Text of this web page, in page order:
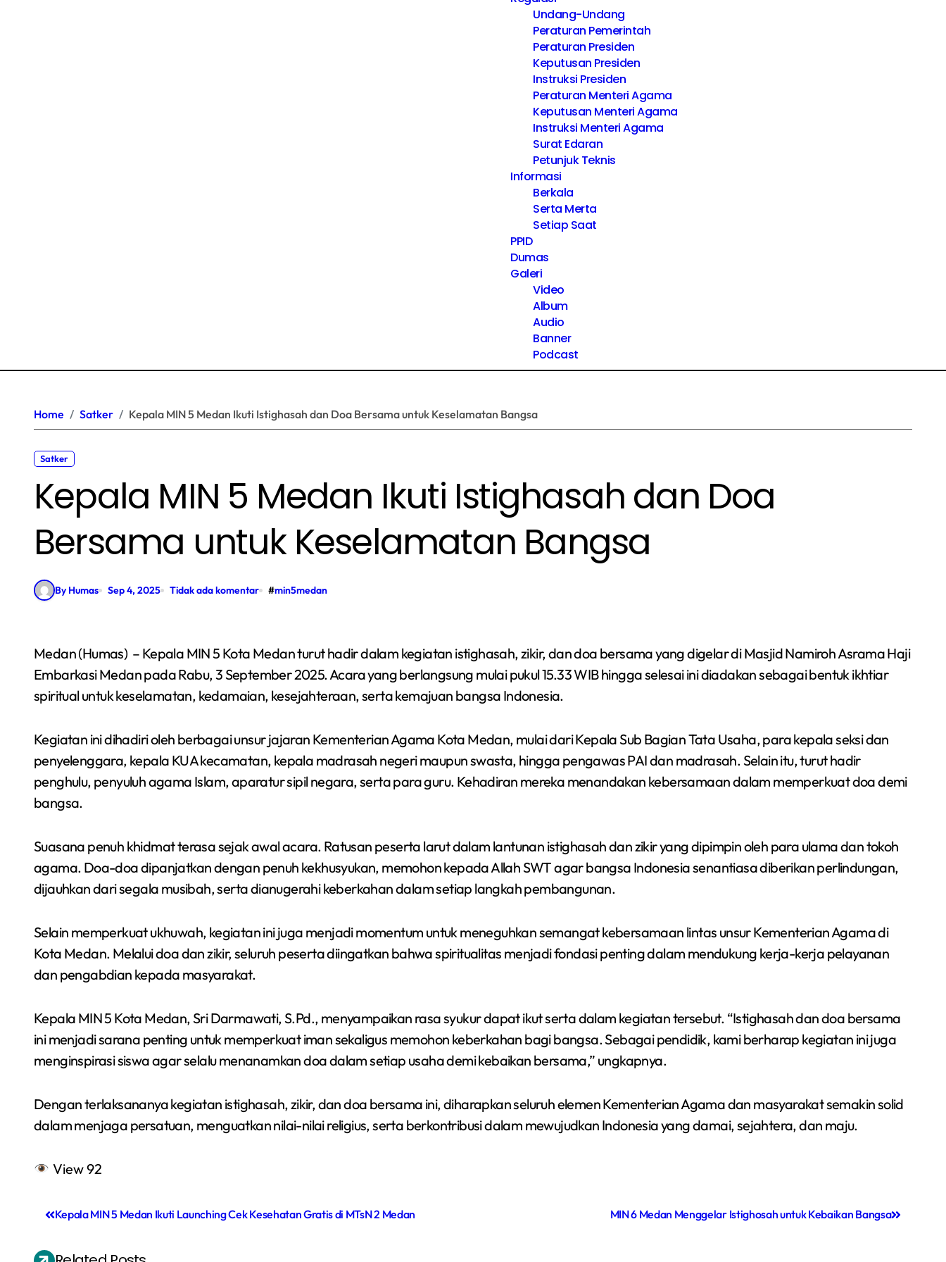
Undang-Undang
Peraturan Pemerintah
Peraturan Presiden
Keputusan Presiden
Instruksi Presiden
Peraturan Menteri Agama
Keputusan Menteri Agama
Instruksi Menteri Agama
Surat Edaran
Petunjuk Teknis
Informasi
Berkala
Serta Merta
Setiap Saat
PPID
Dumas
Galeri
Video
Album
Audio
Banner
Podcast
Home Satker Kepala MIN 5 Medan Ikuti Istighasah dan Doa Bersama untuk Keselamatan Bangsa
Satker
Kepala MIN 5 Medan Ikuti Istighasah dan Doa
Bersama untuk Keselamatan Bangsa
By Humas Sep 4, 2025 Tidak ada komentar #min5medan
Medan (Humas) – Kepala MIN 5 Kota Medan turut hadir dalam kegiatan istighasah, zikir, dan doa bersama yang digelar di Masjid Namiroh Asrama Haji
Embarkasi Medan pada Rabu, 3 September 2025. Acara yang berlangsung mulai pukul 15.33 WIB hingga selesai ini diadakan sebagai bentuk ikhtiar
spiritual untuk keselamatan, kedamaian, kesejahteraan, serta kemajuan bangsa Indonesia.
Kegiatan ini dihadiri oleh berbagai unsur jajaran Kementerian Agama Kota Medan, mulai dari Kepala Sub Bagian Tata Usaha, para kepala seksi dan
penyelenggara, kepala KUA kecamatan, kepala madrasah negeri maupun swasta, hingga pengawas PAI dan madrasah. Selain itu, turut hadir
penghulu, penyuluh agama Islam, aparatur sipil negara, serta para guru. Kehadiran mereka menandakan kebersamaan dalam memperkuat doa demi
bangsa.
Suasana penuh khidmat terasa sejak awal acara. Ratusan peserta larut dalam lantunan istighasah dan zikir yang dipimpin oleh para ulama dan tokoh
agama. Doa-doa dipanjatkan dengan penuh kekhusyukan, memohon kepada Allah SWT agar bangsa Indonesia senantiasa diberikan perlindungan,
dijauhkan dari segala musibah, serta dianugerahi keberkahan dalam setiap langkah pembangunan.
Selain memperkuat ukhuwah, kegiatan ini juga menjadi momentum untuk meneguhkan semangat kebersamaan lintas unsur Kementerian Agama di
Kota Medan. Melalui doa dan zikir, seluruh peserta diingatkan bahwa spiritualitas menjadi fondasi penting dalam mendukung kerja-kerja pelayanan
dan pengabdian kepada masyarakat.
Kepala MIN 5 Kota Medan, Sri Darmawati, S.Pd., menyampaikan rasa syukur dapat ikut serta dalam kegiatan tersebut. “Istighasah dan doa bersama
ini menjadi sarana penting untuk memperkuat iman sekaligus memohon keberkahan bagi bangsa. Sebagai pendidik, kami berharap kegiatan ini juga
menginspirasi siswa agar selalu menanamkan doa dalam setiap usaha demi kebaikan bersama,” ungkapnya.
Dengan terlaksananya kegiatan istighasah, zikir, dan doa bersama ini, diharapkan seluruh elemen Kementerian Agama dan masyarakat semakin solid
dalam menjaga persatuan, menguatkan nilai-nilai religius, serta berkontribusi dalam mewujudkan Indonesia yang damai, sejahtera, dan maju.
View92
N Kepala MIN 5 Medan Ikuti Launching Cek Kesehatan Gratis di MTsN 2 Medan MIN 6 Medan Menggelar Istighosah untuk Kebaikan Bangsa